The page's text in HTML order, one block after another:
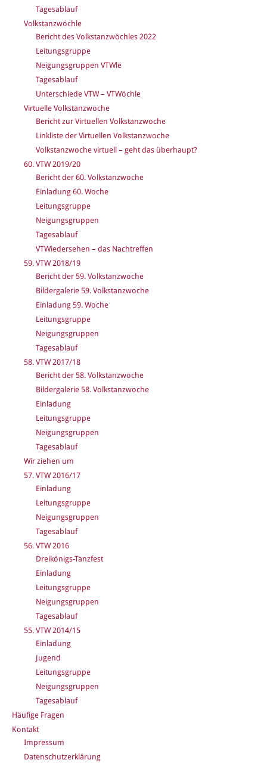
Tagesablauf
Volkstanzwöchle
Bericht des Volkstanzwöchles 2022
Leitungsgruppe
Neigungsgruppen VTWle
Tagesablauf
Unterschiede VTW – VTWöchle
Virtuelle Volkstanzwoche
Bericht zur Virtuellen Volkstanzwoche
Linkliste der Virtuellen Volkstanzwoche
Volkstanzwoche virtuell – geht das überhaupt?
60. VTW 2019/20
Bericht der 60. Volkstanzwoche
Einladung 60. Woche
Leitungsgruppe
Neigungsgruppen
Tagesablauf
VTWiedersehen – das Nachtreffen
59. VTW 2018/19
Bericht der 59. Volkstanzwoche
Bildergalerie 59. Volkstanzwoche
Einladung 59. Woche
Leitungsgruppe
Neigungsgruppen
Tagesablauf
58. VTW 2017/18
Bericht der 58. Volkstanzwoche
Bildergalerie 58. Volkstanzwoche
Einladung
Leitungsgruppe
Neigungsgruppen
Tagesablauf
Wir ziehen um
57. VTW 2016/17
Einladung
Leitungsgruppe
Neigungsgruppen
Tagesablauf
56. VTW 2016
Dreikönigs-Tanzfest
Einladung
Leitungsgruppe
Neigungsgruppen
Tagesablauf
55. VTW 2014/15
Einladung
Jugend
Leitungsgruppe
Neigungsgruppen
Tagesablauf
Häufige Fragen
Kontakt
Impressum
Datenschutzerklärung